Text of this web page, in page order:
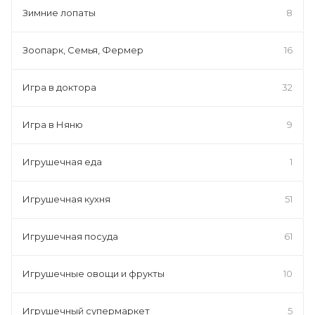
Зимние лопаты 8
Зоопарк, Семья, Фермер 16
Игра в доктора 32
Игра в Няню 9
Игрушечная еда 1
Игрушечная кухня 51
Игрушечная посуда 61
Игрушечные овощи и фрукты 10
Игрушечный супермаркет 5